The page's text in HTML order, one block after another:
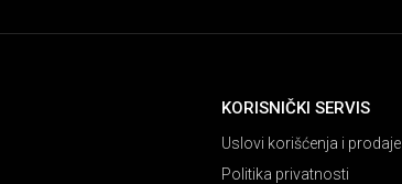
KORISNIČKI SERVIS
Uslovi korišćenja i prodaje
Politika privatnosti